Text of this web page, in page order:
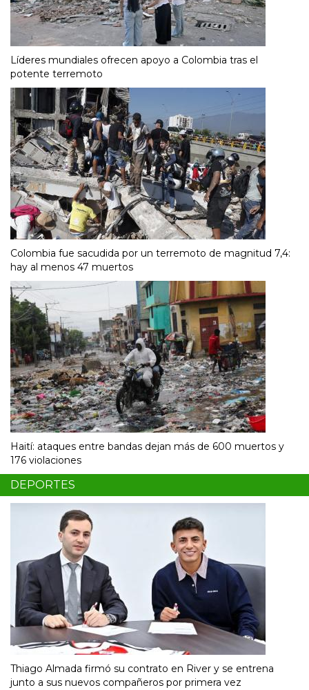
Líderes mundiales ofrecen apoyo a Colombia tras el
potente terremoto
Colombia fue sacudida por un terremoto de magnitud 7,4:
hay al menos 47 muertos
Haití: ataques entre bandas dejan más de 600 muertos y
176 violaciones
DEPORTES
Thiago Almada firmó su contrato en River y se entrena
junto a sus nuevos compañeros por primera vez